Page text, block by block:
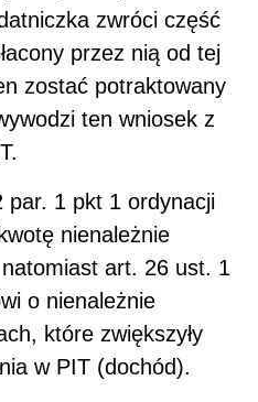
zwróci część
przez nią od tej
zostać potraktowany
ten wniosek z
par. 1 pkt 1 ordynacji
nienależnie
art. 26 ust. 1
o nienależnie
które zwiększyły
w PIT (dochód).